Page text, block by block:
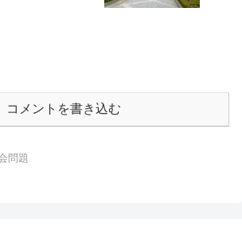
コメントを書き込む
問題